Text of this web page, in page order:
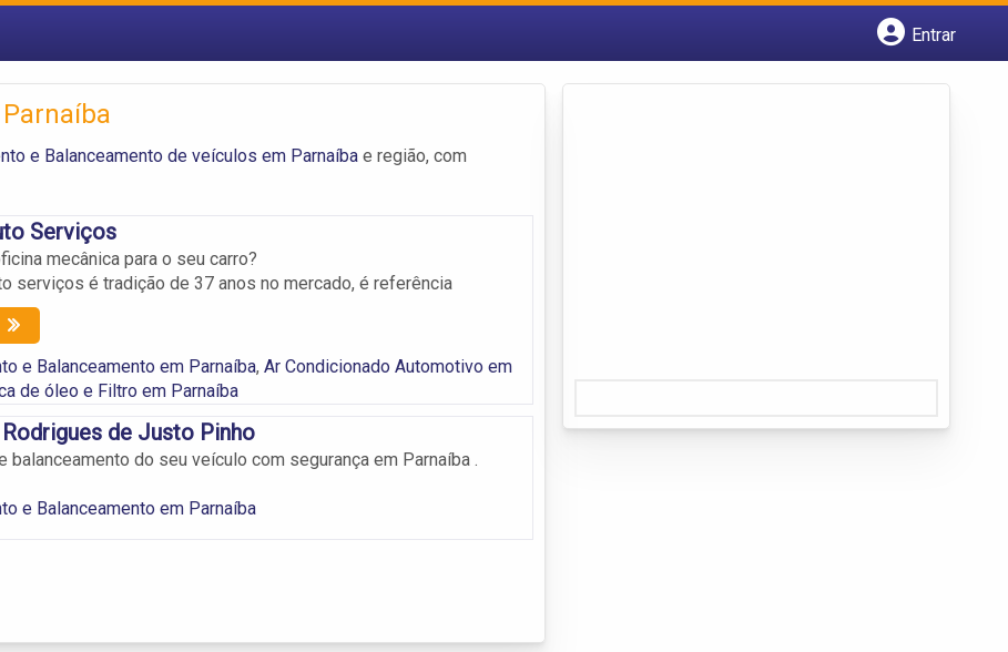
Entrar
e Balanceamento de veículos em Parnaíba e região, com
Serviços
mecânica para o seu carro?
serviços é tradição de 37 anos no mercado, é referência
e Balanceamento em Parnaíba, Ar Condicionado Automotivo em
de óleo e Filtro em Parnaíba
de Justo Pinho
balanceamento do seu veículo com segurança em Parnaíba .
e Balanceamento em Parnaíba